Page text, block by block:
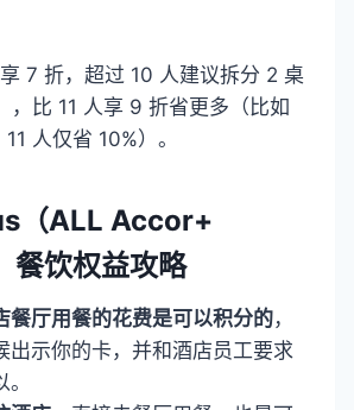
7 折，超过 10 人建议拆分 2 桌
，比 11 人享 9 折省更多（比如
人仅省 10%）。​
（ALL Accor+
餐饮权益攻略
餐厅用餐的花费是可以积分的，
出示你的卡，并和酒店员工要求